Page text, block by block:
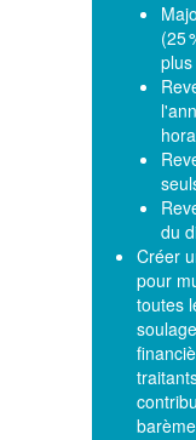
(25
du
Créer
pour
toutes